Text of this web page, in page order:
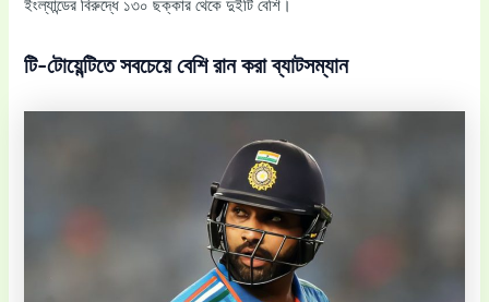
ইংল্যান্ডের বিরুদ্ধে ১৩০ ছক্কার থেকে দুইটি বেশি।
টি-টোয়েন্টিতে সবচেয়ে বেশি রান করা ব্যাটসম্যান